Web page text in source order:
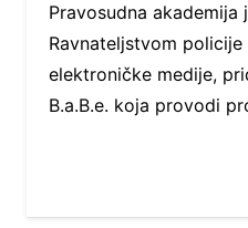
Pravosudna akademija
Ravnateljstvom
elektroničke medije,
B.a.B.e. koja provodi